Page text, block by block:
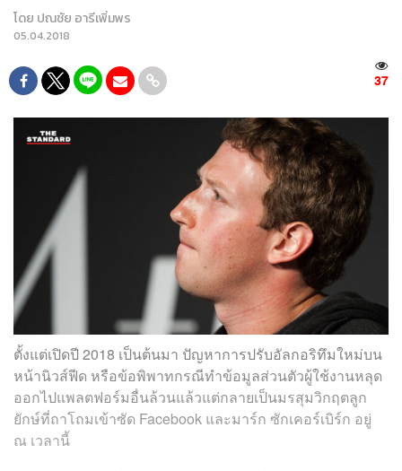
โดย ปณชัย อารีเพิ่มพร
05.04.2018
37
ตั้งแต่เปิดปี 2018 เป็นต้นมา ปัญหาการปรับอัลกอริทึมใหม่บน
หน้านิวส์ฟีด หรือข้อพิพาทกรณีทำข้อมูลส่วนตัวผู้ใช้งานหลุด
ออกไปแพลตฟอร์มอื่นล้วนแล้วแต่กลายเป็นมรสุมวิกฤตลูก
ยักษ์ที่ถาโถมเข้าซัด Facebook และมาร์ก ซักเคอร์เบิร์ก อยู่
ณ เวลานี้